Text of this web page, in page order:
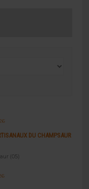
DU CHAMPSAUR
(05)